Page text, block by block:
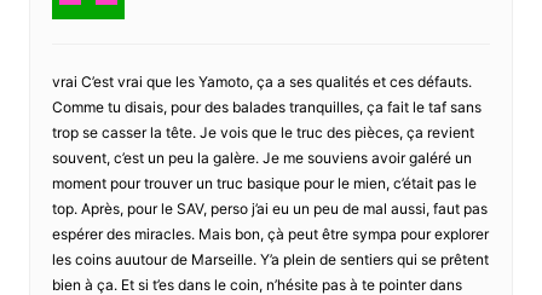
vrai C’est vrai que les Yamoto, ça a ses qualités et ces défauts.
Comme tu disais, pour des balades tranquilles, ça fait le taf sans
trop se casser la tête. Je vois que le truc des pièces, ça revient
souvent, c’est un peu la galère. Je me souviens avoir galéré un
moment pour trouver un truc basique pour le mien, c’était pas le
top. Après, pour le SAV, perso j’ai eu un peu de mal aussi, faut pas
espérer des miracles. Mais bon, çà peut être sympa pour explorer
les coins auutour de Marseille. Y’a plein de sentiers qui se prêtent
bien à ça. Et si t’es dans le coin, n’hésite pas à te pointer dans